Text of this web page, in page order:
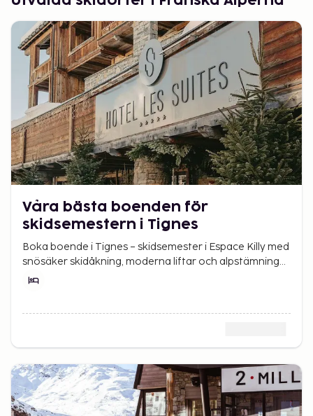
Våra bästa boenden för
skidsemestern i Tignes
Boka boende i Tignes – skidsemester i Espace Killy med
snösäker skidåkning, moderna liftar och alpstämning
på hög höjd i hjärtat av Alperna.